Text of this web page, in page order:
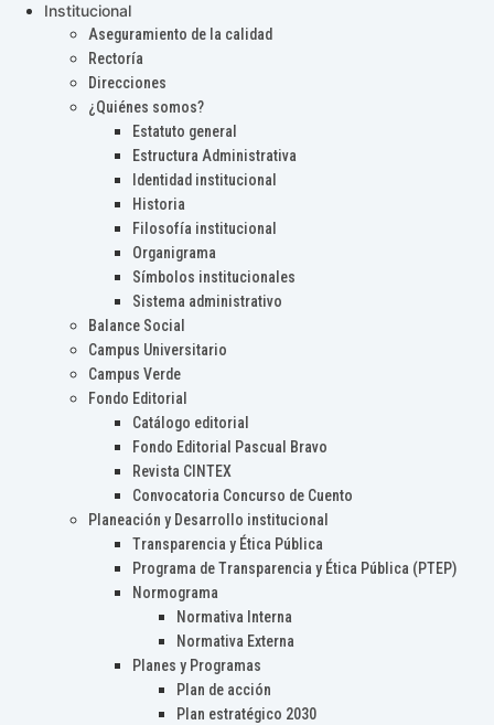
Institucional
Aseguramiento de la calidad
Rectoría
Direcciones
¿Quiénes somos?
Estatuto general
Estructura Administrativa
Identidad institucional
Historia
Filosofía institucional
Organigrama
Símbolos institucionales
Sistema administrativo
Balance Social
Campus Universitario
Campus Verde
Fondo Editorial
Catálogo editorial
Fondo Editorial Pascual Bravo
Revista CINTEX
Convocatoria Concurso de Cuento
Planeación y Desarrollo institucional
Transparencia y Ética Pública
Programa de Transparencia y Ética Pública (PTEP)
Normograma
Normativa Interna
Normativa Externa
Planes y Programas
Plan de acción
Plan estratégico 2030